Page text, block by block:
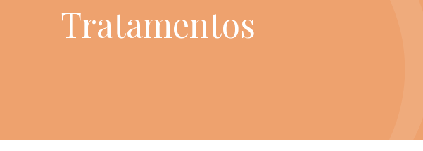
Tratamentos